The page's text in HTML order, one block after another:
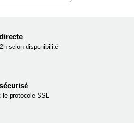
selon disponibilité
le protocole SSL